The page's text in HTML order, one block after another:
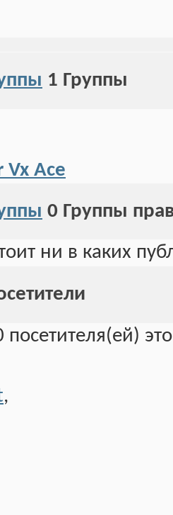
1 Группы
Vx Ace
0 Группы
ни в каких
посетителя(ей)
,